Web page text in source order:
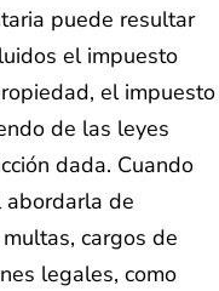
puede resultar
el impuesto
el impuesto
de las leyes
dada. Cuando
abordarla de
cargos de
legales, como